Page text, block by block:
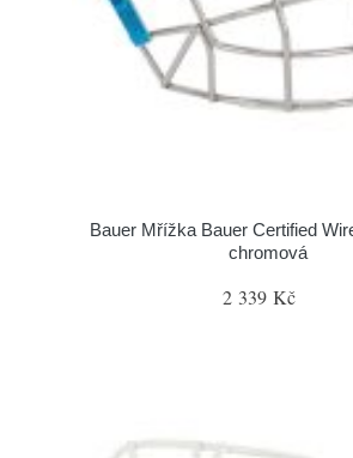
Bauer Mřížka Bauer Certified
chromová
2 339 Kč